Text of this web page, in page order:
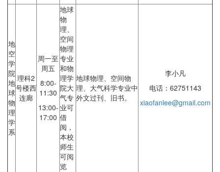
地
空
学
院
地
球
物
理
学
系
理科2
号楼西
连廊
周一至
周五
8:00-
11:30
13:00-
17:00
地球
物
理、
空间
物理
专业
和物
理学
院大
气专
业可
借
阅，
本校
师生
可阅
览
地球物理、空间物
理、大气科学专业中
外文过刊、旧书。
李小凡
电话：62751143
xiaofanlee@gmail.com